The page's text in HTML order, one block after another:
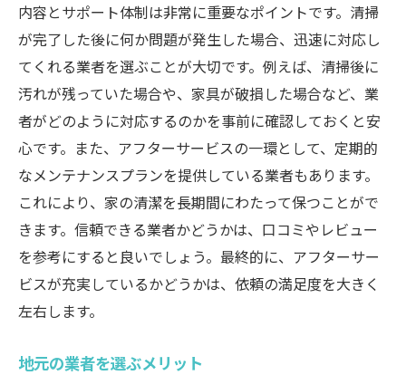
内容とサポート体制は非常に重要なポイントです。清掃
が完了した後に何か問題が発生した場合、迅速に対応し
てくれる業者を選ぶことが大切です。例えば、清掃後に
汚れが残っていた場合や、家具が破損した場合など、業
者がどのように対応するのかを事前に確認しておくと安
心です。また、アフターサービスの一環として、定期的
なメンテナンスプランを提供している業者もあります。
これにより、家の清潔を長期間にわたって保つことがで
きます。信頼できる業者かどうかは、口コミやレビュー
を参考にすると良いでしょう。最終的に、アフターサー
ビスが充実しているかどうかは、依頼の満足度を大きく
左右します。
地元の業者を選ぶメリット